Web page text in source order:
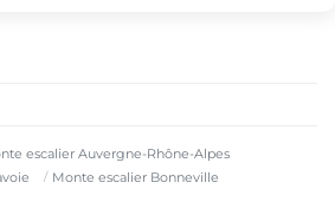
escalier Auvergne-Rhône-Alpes
Monte escalier Bonneville